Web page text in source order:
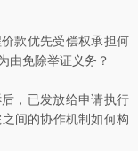
款优先受偿权承担何
由免除举证义务？
，已发放给申请执行
间的协作机制如何构